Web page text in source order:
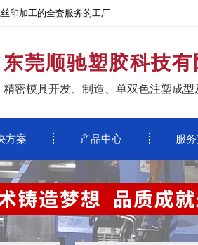
印加工的全套服务的工厂
东莞顺驰塑胶科技
精密模具开发、制造、单双色注塑成
方案 产品中心 服